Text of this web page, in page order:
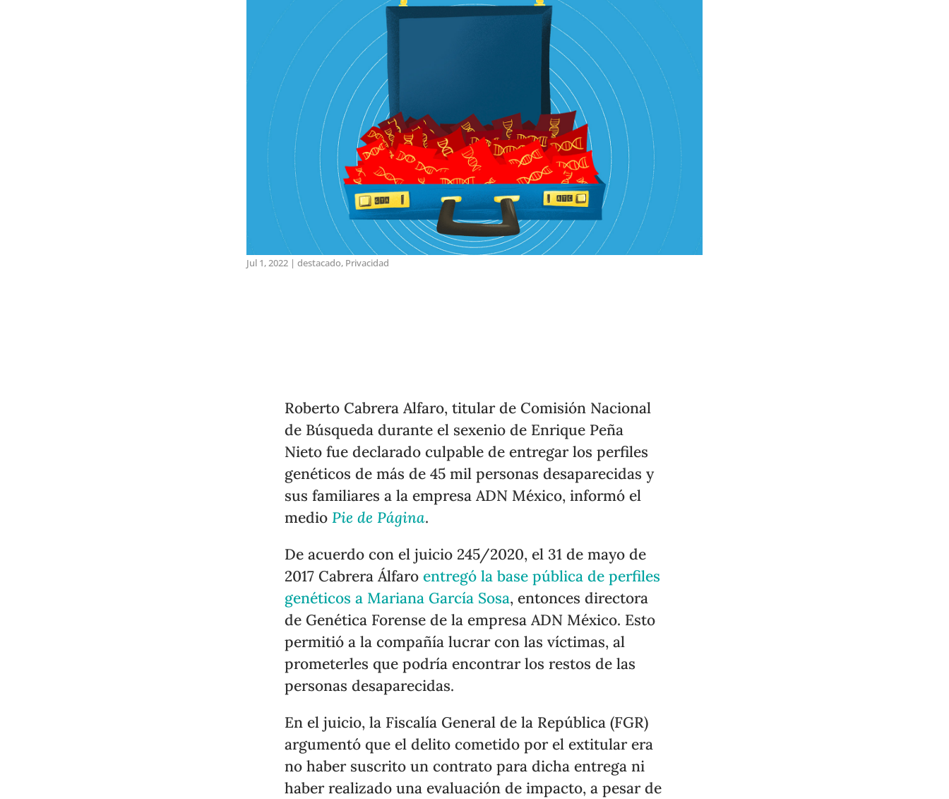
Jul 1, 2022 |destacado, Privacidad
Roberto Cabrera Alfaro, titular de Comisión Nacional
de Búsqueda durante el sexenio de Enrique Peña
Nieto fue declarado culpable de entregar los perfiles
genéticos de más de 45 mil personas desaparecidas y
sus familiares a la empresa ADN México, informó el
medioPie de Página.
De acuerdo con el juicio 245/2020, el 31 de mayo de
2017 Cabrera Álfaroentregó la base pública de perfiles
genéticos a Mariana García Sosa, entonces directora
de Genética Forense de la empresa ADN México. Esto
permitió a la compañía lucrar con las víctimas, al
prometerles que podría encontrar los restos de las
personas desaparecidas.
En el juicio, la Fiscalía General de la República (FGR)
argumentó que el delito cometido por el extitular era
no haber suscrito un contrato para dicha entrega ni
haber realizado una evaluación de impacto, a pesar de